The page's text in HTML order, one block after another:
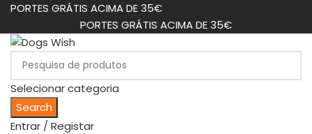
PORTES GRÁTIS ACIMA DE 35€
PORTES GRÁTIS ACIMA DE 35€
Selecionar categoria
Search
Entrar / Registar